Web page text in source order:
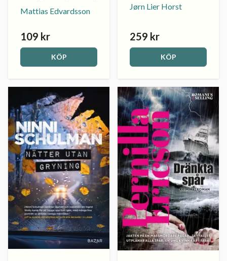
Mattias Edvardsson
109 kr
KÖP
Jørn Lier Horst
259 kr
KÖP